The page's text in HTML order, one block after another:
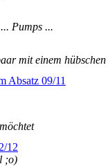
Pumps ...
mit einem
Absatz 09/11
12
;o)